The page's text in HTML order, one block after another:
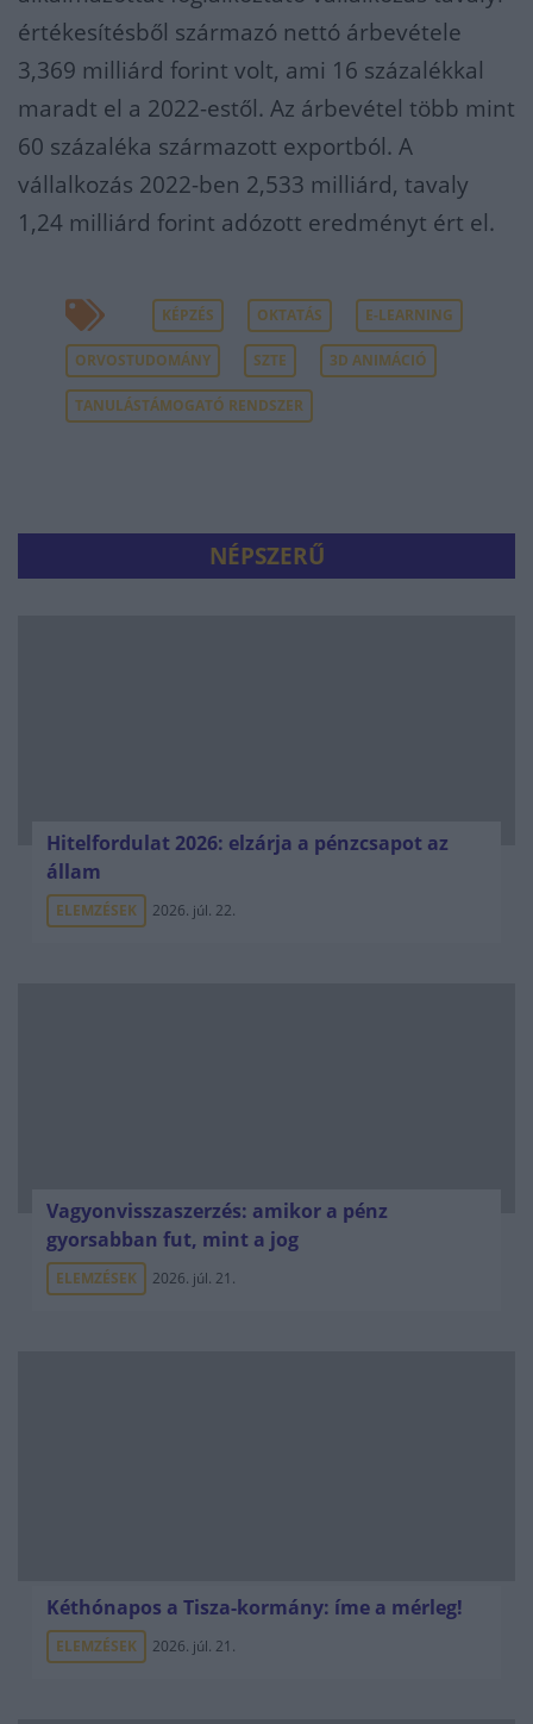
értékesítésből származó nettó árbevétele
3,369 milliárd forint volt, ami 16 százalékkal
maradt el a 2022-estől. Az árbevétel több mint
60 százaléka származott exportból. A
vállalkozás 2022-ben 2,533 milliárd, tavaly
1,24 milliárd forint adózott eredményt ért el.
KÉPZÉS OKTATÁS E-LEARNING
ORVOSTUDOMÁNY SZTE 3D ANIMÁCIÓ
TANULÁSTÁMOGATÓ RENDSZER
NÉPSZERŰ
Hitelfordulat 2026: elzárja a pénzcsapot az
állam
ELEMZÉSEK 2026. júl. 22.
Vagyonvisszaszerzés: amikor a pénz
gyorsabban fut, mint a jog
ELEMZÉSEK 2026. júl. 21.
Kéthónapos a Tisza-kormány: íme a mérleg!
ELEMZÉSEK 2026. júl. 21.